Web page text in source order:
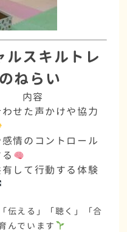
スキルトレ
ねらい
内容
せた声かけや協力
情のコントロール
して行動する体験
伝える」「聴く」「合
んでいます